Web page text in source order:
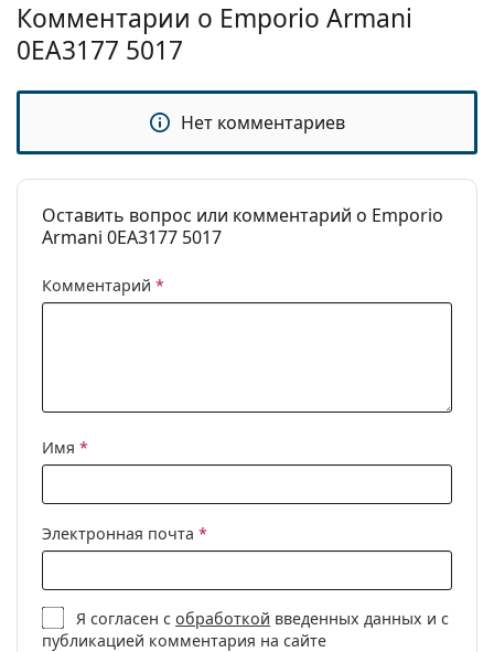
Комментарии о Emporio Armani
0EA3177 5017
Нет комментариев
Оставить вопрос или комментарий о Emporio
Armani 0EA3177 5017
Комментарий *
Имя *
Электронная почта *
Я согласен собработкой введенных данных и с
публикацией комментария на сайте